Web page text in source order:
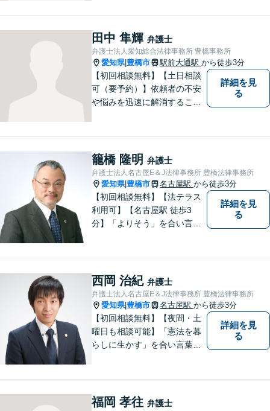
可能】親しみやすく、信頼い
ただける人間性を大切にして
います。お気軽にご相談くだ
さい。
田中 隼輝 弁護士
弁護士法人愛知総合法律事務所 豊橋事務所
愛知県| 豊橋市 駅前大通駅 から徒歩3分
【初回相談無料】【土日相談
可（要予約）】依頼者の不安
や悩みを迅速に解消すること
気軽に相談できるように、謙
虚で親しみやすい弁護士を目
指しています。【駅前大通駅3
分】
詳細を見
る
籠橋 隆明 弁護士
弁護士法人名古屋E＆J法律事務所 豊橋法律事務所
愛知県| 豊橋市 名古屋駅 から徒歩3分
【初回相談無料】【法テラス
利用可】【名古屋駅 徒歩3
分】「よりそう」を合い言葉
応対をさせていただきます。
お気軽にご相談ください。
詳細を見
る
西岡 治紀 弁護士
弁護士法人名古屋E＆J法律事務所 豊橋法律事務所
愛知県| 豊橋市 名古屋駅 から徒歩3分
【初回相談無料】【夜間・土
曜日も相談可能】「憲法を暮
らしに生かす」を合い言葉
がら、尽力させていただきま
詳細を見
る
福岡 孝往 弁護士